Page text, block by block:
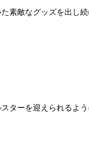
素敵なグッズを出し
ターを迎えられるよう